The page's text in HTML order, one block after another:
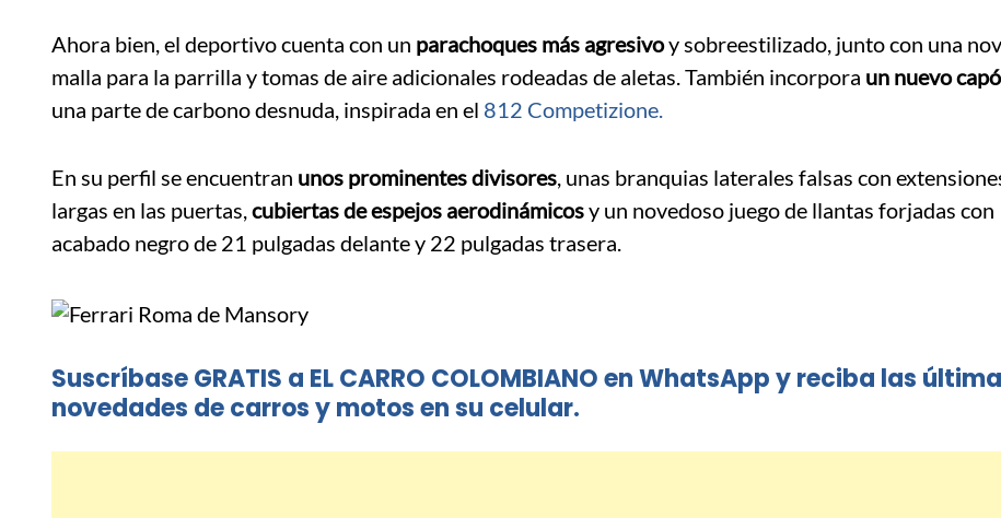
Ahora bien, el deportivo cuenta con un parachoques más agresivoy sobreestilizado, junto con una
malla para la parrilla y tomas de aire adicionales rodeadas de aletas. También incorpora un nuevo capó
una parte de carbono desnuda, inspirada en el 812 Competizione.
En su perfil se encuentran unos prominentes divisores, unas branquias laterales falsas con
largas en las puertas,cubiertas de espejos aerodinámicosy un novedoso juego de llantas forjadas con
acabado negro de 21 pulgadas delante y 22 pulgadas trasera.
Suscríbase GRATIS a EL CARRO COLOMBIANO en WhatsApp y reciba las
novedades de carros y motos en su celular.